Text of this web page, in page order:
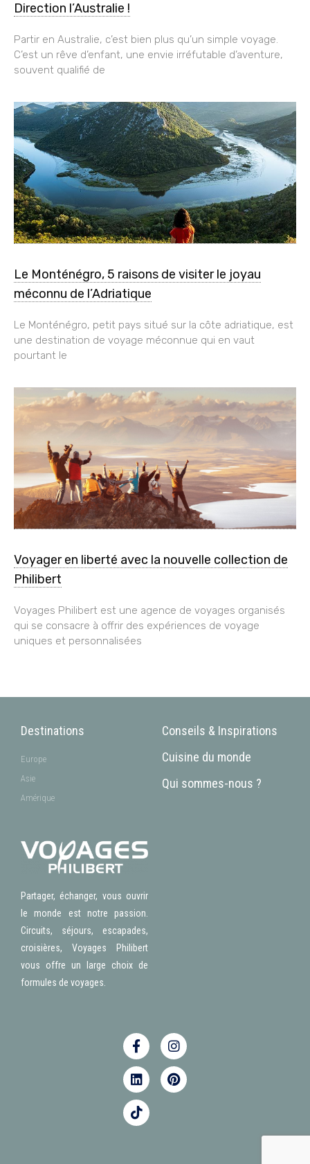
Direction l’Australie !
Partir en Australie, c’est bien plus qu’un simple voyage.
C’est un rêve d’enfant, une envie irréfutable d’aventure,
souvent qualifié de
Le Monténégro, 5 raisons de visiter le joyau
méconnu de l’Adriatique
Le Monténégro, petit pays situé sur la côte adriatique, est
une destination de voyage méconnue qui en vaut
pourtant le
Voyager en liberté avec la nouvelle collection de
Philibert
Voyages Philibert est une agence de voyages organisés
qui se consacre à offrir des expériences de voyage
uniques et personnalisées
Destinations
Europe
Asie
Amérique
Conseils & Inspirations
Cuisine du monde
Qui sommes-nous ?
Partager, échanger, vous ouvrir
le monde est notre passion.
Circuits, séjours, escapades,
croisières, Voyages Philibert
vous offre un large choix de
formules de voyages.